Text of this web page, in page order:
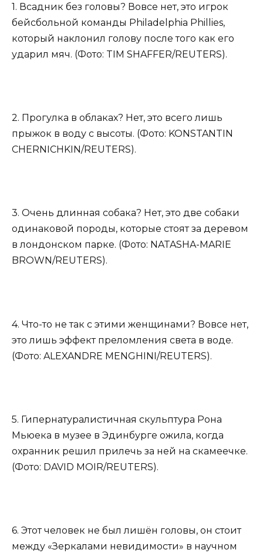
1. Всадник без головы? Вовсе нет, это игрок
бейсбольной команды Philadelphia Phillies,
который наклонил голову после того как его
ударил мяч. (Фото: TIM SHAFFER/REUTERS).
2. Прогулка в облаках? Нет, это всего лишь
прыжок в воду с высоты. (Фото: KONSTANTIN
CHERNICHKIN/REUTERS).
3. Очень длинная собака? Нет, это две собаки
одинаковой породы, которые стоят за деревом
в лондонском парке. (Фото: NATASHA-MARIE
BROWN/REUTERS).
4. Что-то не так с этими женщинами? Вовсе нет,
это лишь эффект преломления света в воде.
(Фото: ALEXANDRE MENGHINI/REUTERS).
5. Гипернатуралистичная скульптура Рона
Мьюека в музее в Эдинбурге ожила, когда
охранник решил прилечь за ней на скамеечке.
(Фото: DAVID MOIR/REUTERS).
6. Этот человек не был лишён головы, он стоит
между «Зеркалами невидимости» в научном